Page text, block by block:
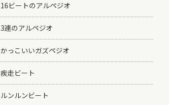
16ビートのアルペジオ
3連のアルペジオ
かっこいいガズペジオ
疾走ビート
ルンルンビート